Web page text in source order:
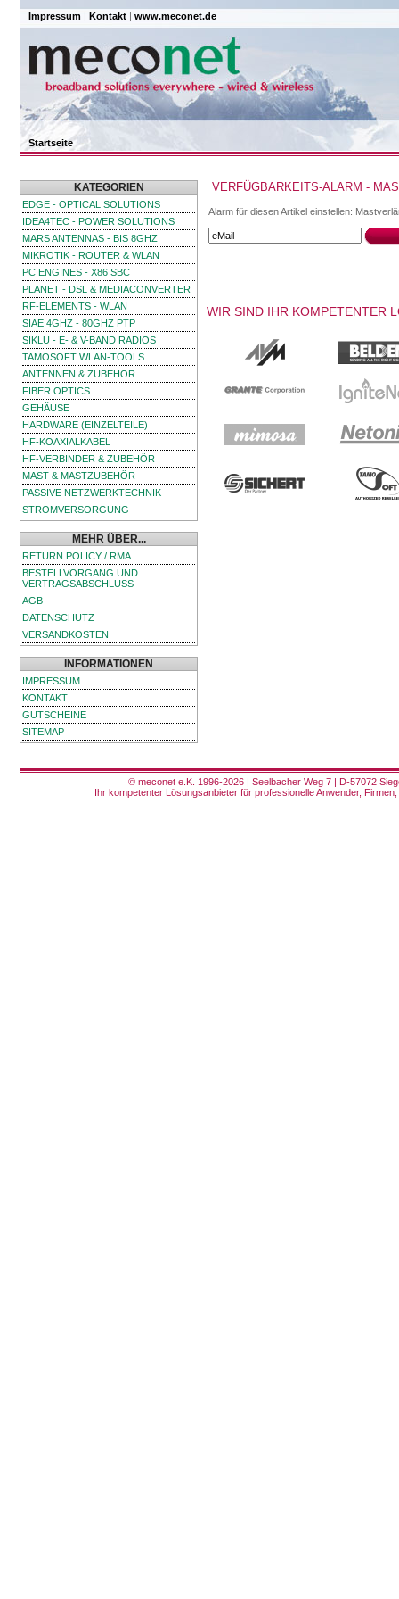
Impressum | Kontakt | www.meconet.de
Startseite
KATEGORIEN
EDGE - OPTICAL SOLUTIONS
IDEA4TEC - POWER SOLUTIONS
MARS ANTENNAS - BIS 8GHZ
MIKROTIK - ROUTER & WLAN
PC ENGINES - X86 SBC
PLANET - DSL & MEDIACONVERTER
RF-ELEMENTS - WLAN
SIAE 4GHZ - 80GHZ PTP
SIKLU - E- & V-BAND RADIOS
TAMOSOFT WLAN-TOOLS
ANTENNEN & ZUBEHÖR
FIBER OPTICS
GEHÄUSE
HARDWARE (EINZELTEILE)
HF-KOAXIALKABEL
HF-VERBINDER & ZUBEHÖR
MAST & MASTZUBEHÖR
PASSIVE NETZWERKTECHNIK
STROMVERSORGUNG
MEHR ÜBER...
RETURN POLICY / RMA
BESTELLVORGANG UND
VERTRAGSABSCHLUSS
AGB
DATENSCHUTZ
VERSANDKOSTEN
INFORMATIONEN
IMPRESSUM
KONTAKT
GUTSCHEINE
SITEMAP
VERFÜGBARKEITS-ALARM -
Alarm für diesen Artikel einstellen:
WIR SIND IHR KOMPETENTER
© meconet e.K. 1996-2026 | Seelbacher Weg 7 | D-57072
Ihr kompetenter Lösungsanbieter für professionelle Anwender,